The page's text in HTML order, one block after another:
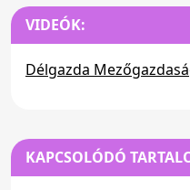
VIDEÓK:
Délgazda
KAPCSOLÓDÓ